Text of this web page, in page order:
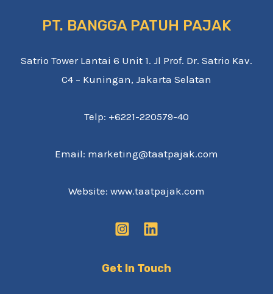
PT. BANGGA PATUH PAJAK
Satrio Tower Lantai 6 Unit 1. Jl Prof. Dr. Satrio Kav.
C4 – Kuningan, Jakarta Selatan
Telp: +6221-220579-40
Email: marketing@taatpajak.com
Website: www.taatpajak.com
Get In Touch